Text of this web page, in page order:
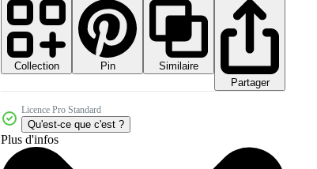
Collection Pin
Similaire
Partager
Licence Pro Standard
Qu'est-ce que c'est ?
Plus d'infos